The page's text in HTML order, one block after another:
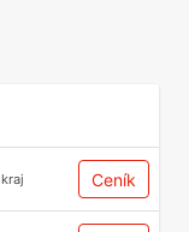
Ceník